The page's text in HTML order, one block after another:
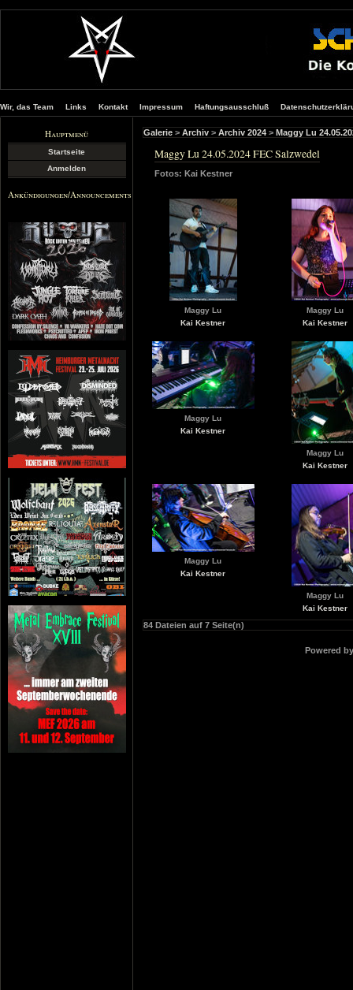
Wir, das Team Links Kontakt Impressum Haftungsausschluß
Hauptmenü
Startseite
Anmelden
Ankündigungen/Announcements
Galerie > Archiv > Archiv 2024 > Maggy Lu
Maggy Lu 24.05.2024 FEC Salzwedel
Fotos: Kai Kestner
Maggy Lu
Kai Kestner
Maggy Lu
Kai Kestner
Maggy Lu
Kai Kestner
Maggy Lu
Kai Kestner
Maggy Lu
Kai Kestner
Maggy Lu
Kai Kestner
84 Dateien auf 7 Seite(n)
Powered